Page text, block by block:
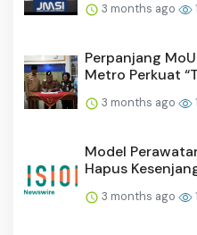
3 months ago
Perpanjang
Metro Perkuat
3 months ago
Model
Hapus
3 months ago